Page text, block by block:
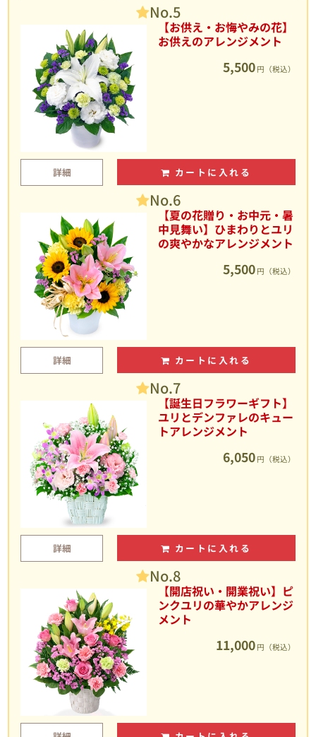
No.5
【お供え・お悔やみの花】
お供えのアレンジメント
5,500 円（税込）
詳細 カートに入れる
No.6
【夏の花贈り・お中元・暑
中見舞い】ひまわりとユリ
の爽やかなアレンジメント
5,500 円（税込）
詳細 カートに入れる
No.7
【誕生日フラワーギフト】
ユリとデンファレのキュー
トアレンジメント
6,050 円（税込）
詳細 カートに入れる
No.8
【開店祝い・開業祝い】ピ
ンクユリの華やかアレンジ
メント
11,000 円（税込）